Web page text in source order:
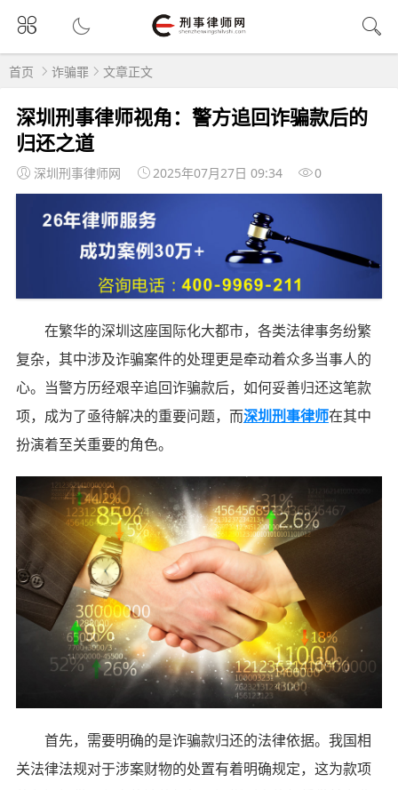
首页 诈骗罪 文章正文
深圳刑事律师视角：警方追回诈骗款后的
归还之道
深圳刑事律师网 2025年07月27日 09:34 0
在繁华的深圳这座国际化大都市，各类法律事务纷繁
复杂，其中涉及诈骗案件的处理更是牵动着众多当事人的
心。当警方历经艰辛追回诈骗款后，如何妥善归还这笔款
项，成为了亟待解决的重要问题，而深圳刑事律师在其中
扮演着至关重要的角色。
首先，需要明确的是诈骗款归还的法律依据。我国相
关法律法规对于涉案财物的处置有着明确规定，这为款项